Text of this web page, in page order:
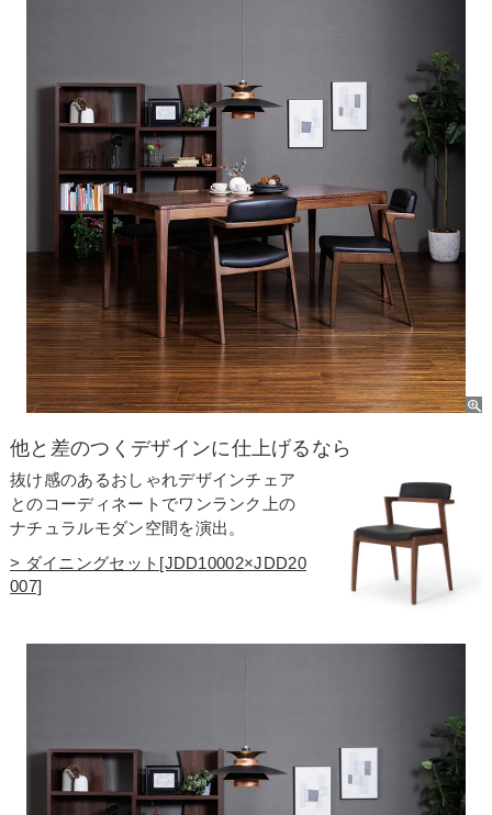
他と差のつくデザインに仕上げるなら
抜け感のあるおしゃれデザインチェア
とのコーディネートでワンランク上の
ナチュラルモダン空間を演出。
> ダイニングセット[JDD10002×JDD20
007]